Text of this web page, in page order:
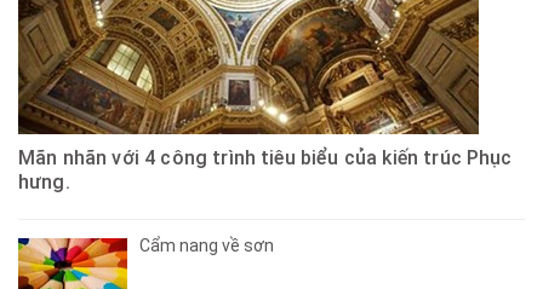
Mãn nhãn với 4 công trình tiêu biểu của kiến trúc Phục
hưng.
Cẩm nang về sơn